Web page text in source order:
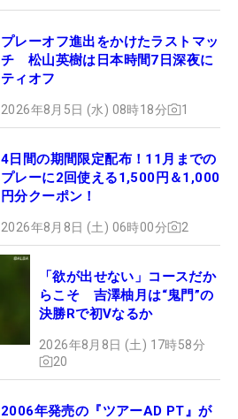
プレーオフ進出をかけたラストマッ
チ 松山英樹は日本時間7日深夜に
ティオフ
2026年8月5日 (水) 08時18分 1
4日間の期間限定配布！11月までの
プレーに2回使える1,500円＆1,000
円分クーポン！
2026年8月8日 (土) 06時00分 2
「欲が出せない」コースだか
らこそ 吉澤柚月は“鬼門”の
決勝Rで初Vなるか
2026年8月8日 (土) 17時58分
20
2006年発売の『ツアーAD PT』が